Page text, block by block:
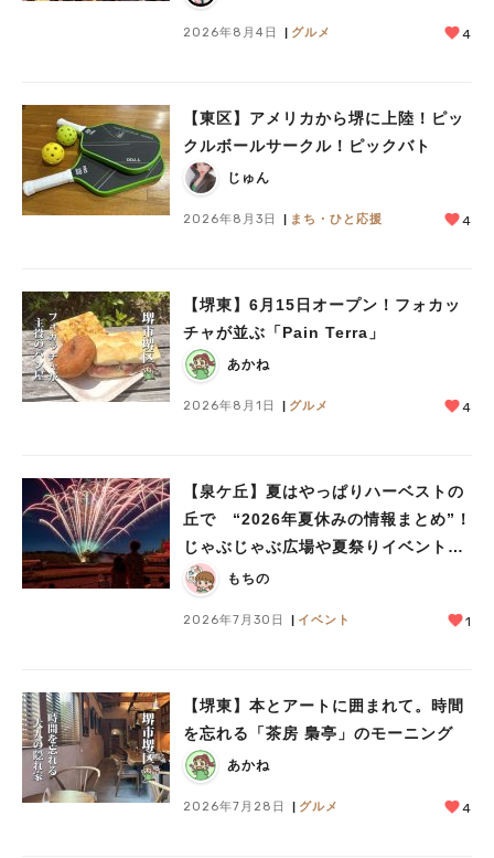
2026年8月4日 グルメ 4
【東区】アメリカから堺に上陸！ピッ
クルボールサークル！ピックバト
じゅん
2026年8月3日 まち・ひと応援 4
【堺東】6月15日オープン！フォカッ
チャが並ぶ「Pain Terra」
あかね
2026年8月1日 グルメ 4
【泉ケ丘】夏はやっぱりハーベストの
丘で “2026年夏休みの情報まとめ”！
じゃぶじゃぶ広場や夏祭りイベントで
ミニ花火ショーも
もちの
2026年7月30日 イベント 1
【堺東】本とアートに囲まれて。時間
を忘れる「茶房 梟亭」のモーニング
あかね
2026年7月28日 グルメ 4